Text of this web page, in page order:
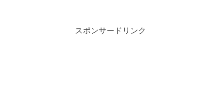
スポンサードリンク